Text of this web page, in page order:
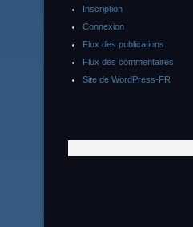
Inscription
Connexion
Flux des publications
Flux des commentaires
Site de WordPress-FR